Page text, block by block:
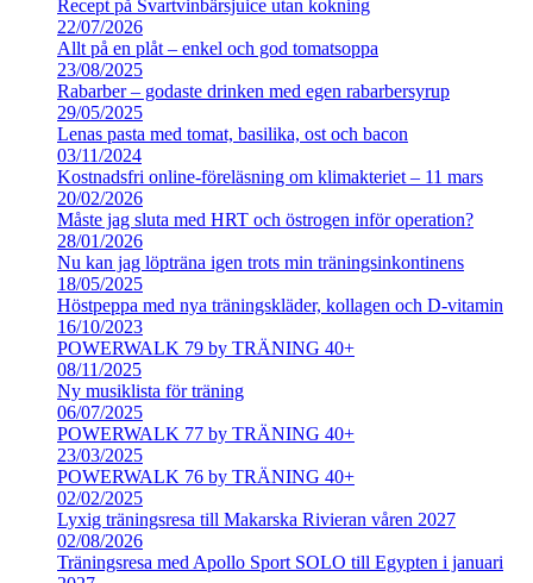
Recept på Svartvinbärsjuice utan kokning
22/07/2026
Allt på en plåt – enkel och god tomatsoppa
23/08/2025
Rabarber – godaste drinken med egen rabarbersyrup
29/05/2025
Lenas pasta med tomat, basilika, ost och bacon
03/11/2024
Kostnadsfri online-föreläsning om klimakteriet – 11 mars
20/02/2026
Måste jag sluta med HRT och östrogen inför operation?
28/01/2026
Nu kan jag löpträna igen trots min träningsinkontinens
18/05/2025
Höstpeppa med nya träningskläder, kollagen och D-vitamin
16/10/2023
POWERWALK 79 by TRÄNING 40+
08/11/2025
Ny musiklista för träning
06/07/2025
POWERWALK 77 by TRÄNING 40+
23/03/2025
POWERWALK 76 by TRÄNING 40+
02/02/2025
Lyxig träningsresa till Makarska Rivieran våren 2027
02/08/2026
Träningsresa med Apollo Sport SOLO till Egypten i januari